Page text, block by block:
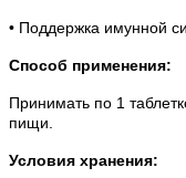
• Поддержка имунной
Способ применения:
Принимать по 1
пищи.
Условия хранения: